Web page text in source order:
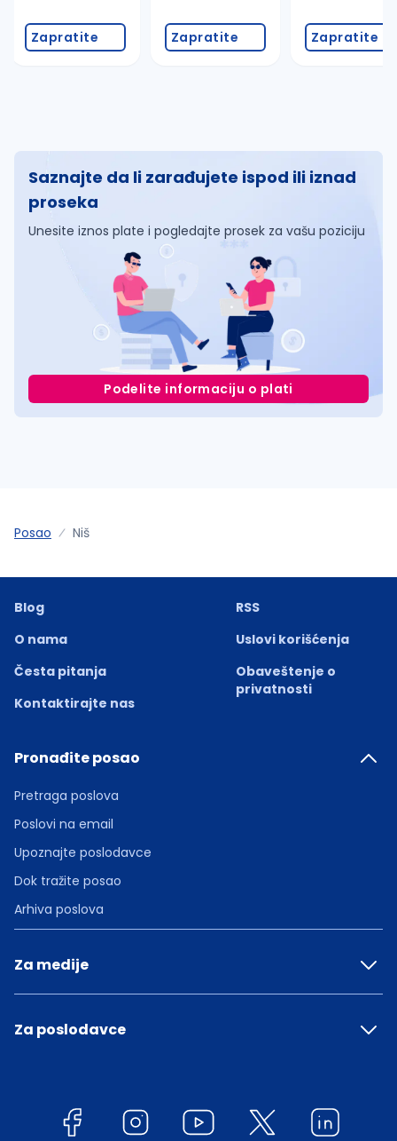
Zapratite Zapratite Zapratite
Saznajte da li zarađujete ispod ili iznad
proseka
Unesite iznos plate i pogledajte prosek za vašu poziciju
Podelite informaciju o plati
Posao Niš
Blog
O nama
Česta pitanja
Kontaktirajte nas
RSS
Uslovi korišćenja
Obaveštenje o
privatnosti
Pronađite posao
Pretraga poslova
Poslovi na email
Upoznajte poslodavce
Dok tražite posao
Arhiva poslova
Za medije
Za poslodavce